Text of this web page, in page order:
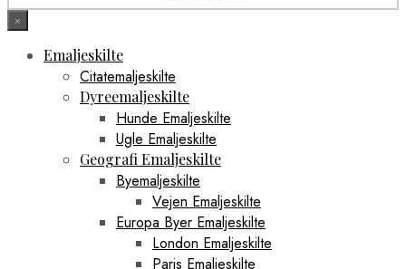
×
Emaljeskilte
Citatemaljeskilte
Dyreemaljeskilte
Hunde Emaljeskilte
Ugle Emaljeskilte
Geografi Emaljeskilte
Byemaljeskilte
Vejen Emaljeskilte
Europa Byer Emaljeskilte
London Emaljeskilte
Paris Emaljeskilte